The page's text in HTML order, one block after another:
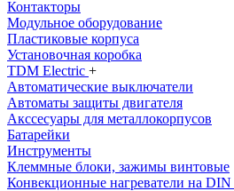
Контакторы
Модульное оборудование
Пластиковые корпуса
Установочная коробка
TDM Electric +
Автоматические выключатели
Автоматы защиты двигателя
Акссесуары для металлокорпусов
Батарейки
Инструменты
Клеммные блоки, зажимы винтовые
Конвекционные нагреватели на